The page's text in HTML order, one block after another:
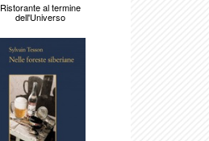
Ristorante al termine
dell'Universo